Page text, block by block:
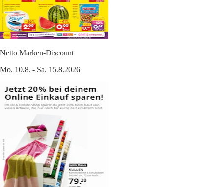
Netto Marken-Discount
Mo. 10.8. - Sa. 15.8.2026